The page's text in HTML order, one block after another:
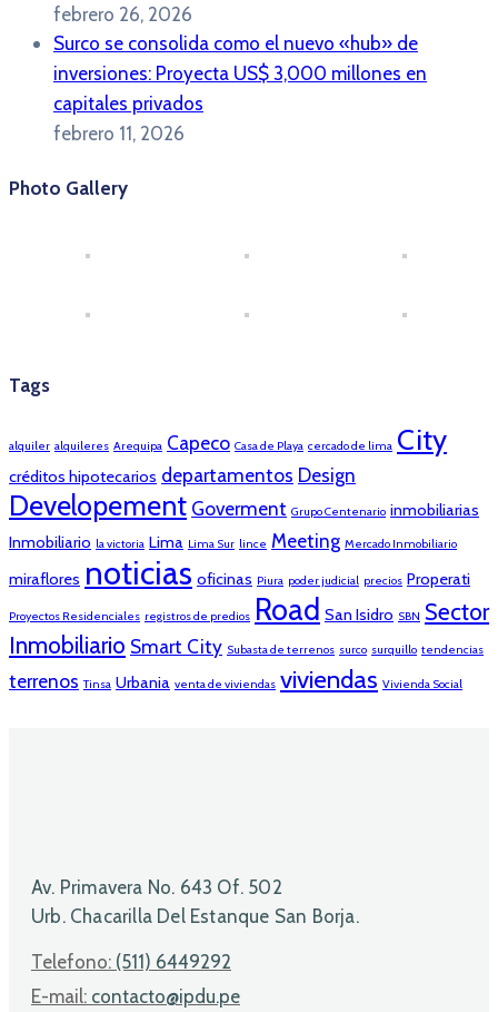
febrero 26, 2026
Surco se consolida como el nuevo «hub» de
inversiones: Proyecta US$ 3,000 millones en
capitales privados
febrero 11, 2026
Photo Gallery
Tags
alquiler alquileres Arequipa Capeco Casa de Playa cercado de lima City
créditos hipotecarios departamentos Design
Developement Goverment Grupo Centenario inmobiliarias
Inmobiliario la victoria Lima Lima Sur lince Meeting Mercado Inmobiliario
miraflores noticias oficinas Piura poder judicial precios Properati
Proyectos Residenciales registros de predios Road San Isidro SBN Sector
Inmobiliario Smart City Subasta de terrenos surco surquillo tendencias
terrenos Tinsa Urbania venta de viviendas viviendas Vivienda Social
Av. Primavera No. 643 Of. 502
Urb. Chacarilla Del Estanque San Borja.
Telefono: (511) 6449292
E-mail: contacto@ipdu.pe